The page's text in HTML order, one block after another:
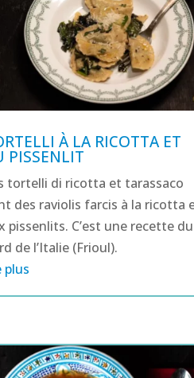
À LA RICOTTA ET
PISSENLIT
tortelli di ricotta et tarassaco
des raviolis farcis à la ricotta
pissenlits. C’est une recette du
de l’Italie (Frioul).
plus